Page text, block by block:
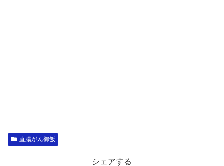
直腸がん御飯
シェアする